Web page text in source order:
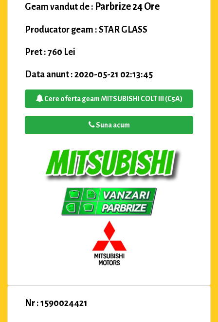
Geam vandut de : Parbrize 24 Ore
Producator geam : STAR GLASS
Pret : 760 Lei
Data anunt : 2020-05-21 02:13:45
Cere oferta geam MITSUBISHI COLT III (C5A)
Suna acum
Nr : 1590024421